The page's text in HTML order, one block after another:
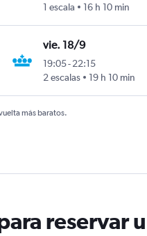
1 escala
16 h 10 min
vie. 18/9
19:05-22:15
2 escalas
19 h 10 min
más baratos.
reservar